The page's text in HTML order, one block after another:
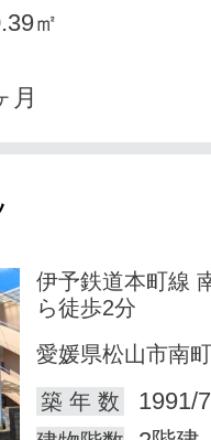
㎡
月
伊予鉄道本町線
ら徒歩2分
愛媛県松山市南町
築 年 数
1991/